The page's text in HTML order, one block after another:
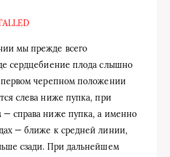
мы прежде всего
сердцебиение плода слышно
первом черепном положении
слева ниже пупка, при
— справа ниже пупка, а именно
— ближе к средней линии,
сзади. При дальнейшем